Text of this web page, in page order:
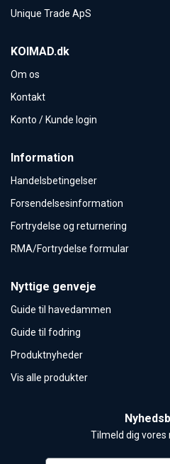
Unique Trade ApS
KOIMAD.dk
Om os
Kontakt
Konto / Kunde login
Information
Handelsbetingelser
Forsendelsesinformation
Fortrydelse og returnering
RMA/Fortrydelse formular
Nyttige genveje
Guide til havedammen
Guide til fodring
Produktnyheder
Vis alle produkter
Tilmeld dig vores